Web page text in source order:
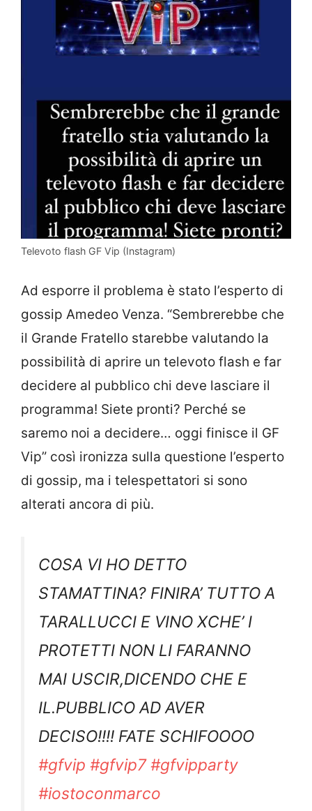
Televoto flash GF Vip (Instagram)
Ad esporre il problema è stato l’esperto di
gossip Amedeo Venza. “Sembrerebbe che
il Grande Fratello starebbe valutando la
possibilità di aprire un televoto flash e far
decidere al pubblico chi deve lasciare il
programma! Siete pronti? Perché se
saremo noi a decidere… oggi finisce il GF
Vip” così ironizza sulla questione l’esperto
di gossip, ma i telespettatori si sono
alterati ancora di più.
COSA VI HO DETTO
STAMATTINA? FINIRA’ TUTTO A
TARALLUCCI E VINO XCHE’ I
PROTETTI NON LI FARANNO
MAI USCIR,DICENDO CHE E
IL.PUBBLICO AD AVER
DECISO!!!! FATE SCHIFOOOO
#gfvip #gfvip7 #gfvipparty
#iostoconmarco